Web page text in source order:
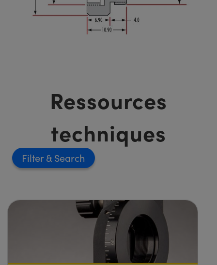
Ressources
techniques
Filter